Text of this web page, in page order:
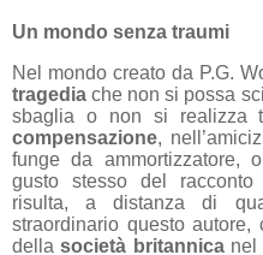
Un mondo senza traumi
Nel mondo creato da P.G.
tragedia che non si possa
sbaglia o non si realizza
compensazione,
funge da ammortizzatore,
gusto stesso del
risulta, a distanza di
straordinario questo
dellasocietà britannicanel